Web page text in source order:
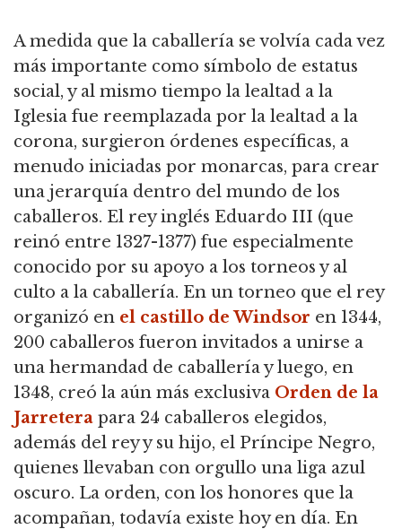
A medida que la caballería se volvía cada vez
más importante como símbolo de estatus
social, y al mismo tiempo la lealtad a la
Iglesia fue reemplazada por la lealtad a la
corona, surgieron órdenes específicas, a
menudo iniciadas por monarcas, para crear
una jerarquía dentro del mundo de los
caballeros. El rey inglés Eduardo III (que
reinó entre 1327-1377) fue especialmente
conocido por su apoyo a los torneos y al
culto a la caballería. En un torneo que el rey
organizó en el castillo de Windsor en 1344,
200 caballeros fueron invitados a unirse a
una hermandad de caballería y luego, en
1348, creó la aún más exclusiva Orden de la
Jarretera para 24 caballeros elegidos,
además del rey y su hijo, el Príncipe Negro,
quienes llevaban con orgullo una liga azul
oscuro. La orden, con los honores que la
acompañan, todavía existe hoy en día. En